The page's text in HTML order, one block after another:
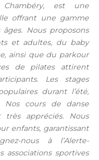
Chambéry, est une
offrant une gamme
Nous proposons
et adultes, du baby
ainsi que du parkour
de pilates attirent
Les stages
durant l’été,
cours de danse
appréciés. Nous
enfants, garantissant
nous à l’Alerte-
associations sportives